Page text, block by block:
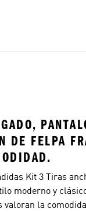
DE FELPA
Kit 3 Tiras
moderno y
valoran la